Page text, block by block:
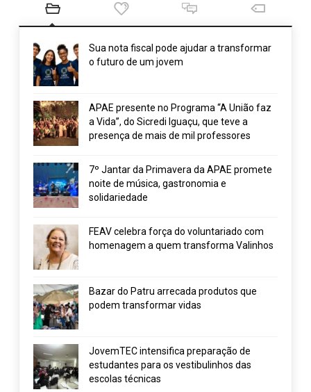
Sua nota fiscal pode ajudar a transformar
o futuro de um jovem
APAE presente no Programa “A União faz
a Vida”, do Sicredi Iguaçu, que teve a
presença de mais de mil professores
7º Jantar da Primavera da APAE promete
noite de música, gastronomia e
solidariedade
FEAV celebra força do voluntariado com
homenagem a quem transforma Valinhos
Bazar do Patru arrecada produtos que
podem transformar vidas
JovemTEC intensifica preparação de
estudantes para os vestibulinhos das
escolas técnicas